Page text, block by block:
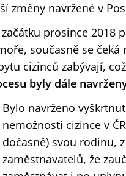
změny navržené v
začátku prosince 2018
současně se
cizinců zabývají,
byly dále
Bylo navrženo
nemožnosti cizince v
dočasně) svou rodinu,
zaměstnavatelů, že